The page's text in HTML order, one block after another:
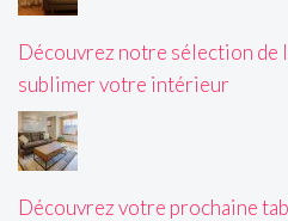
Découvrez notre sélection de
sublimer votre intérieur
Découvrez votre prochaine